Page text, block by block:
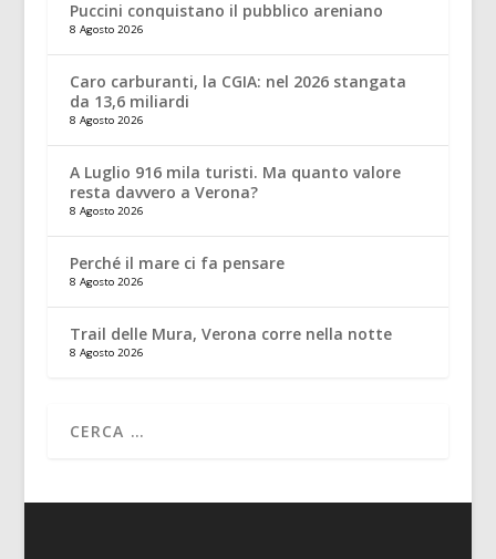
Puccini conquistano il pubblico areniano
8 Agosto 2026
Caro carburanti, la CGIA: nel 2026 stangata
da 13,6 miliardi
8 Agosto 2026
A Luglio 916 mila turisti. Ma quanto valore
resta davvero a Verona?
8 Agosto 2026
Perché il mare ci fa pensare
8 Agosto 2026
Trail delle Mura, Verona corre nella notte
8 Agosto 2026